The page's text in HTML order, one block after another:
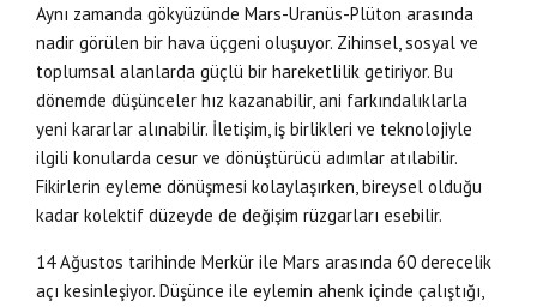
Aynı zamanda gökyüzünde Mars-Uranüs-Plüton arasında
nadir görülen bir hava üçgeni oluşuyor. Zihinsel, sosyal ve
toplumsal alanlarda güçlü bir hareketlilik getiriyor. Bu
dönemde düşünceler hız kazanabilir, ani farkındalıklarla
yeni kararlar alınabilir. İletişim, iş birlikleri ve teknolojiyle
ilgili konularda cesur ve dönüştürücü adımlar atılabilir.
Fikirlerin eyleme dönüşmesi kolaylaşırken, bireysel olduğu
kadar kolektif düzeyde de değişim rüzgarları esebilir.
14 Ağustos tarihinde Merkür ile Mars arasında 60 derecelik
açı kesinleşiyor. Düşünce ile eylemin ahenk içinde çalıştığı,